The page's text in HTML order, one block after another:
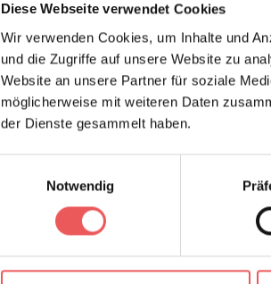
Diese Webseite verwendet Cookies
Wir verwenden Cookies, um Inhalte und
und die Zugriffe auf unsere Website zu
Website an unsere Partner für soziale
möglicherweise mit weiteren Daten
der Dienste gesammelt haben.
Notwendig